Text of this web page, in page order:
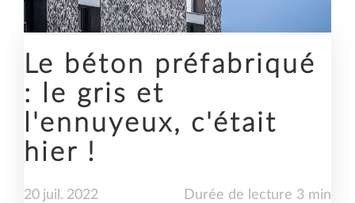
Le béton préfabriqué
: le gris et
l'ennuyeux, c'était
hier !
20 juil. 2022 Durée de lecture 3 min